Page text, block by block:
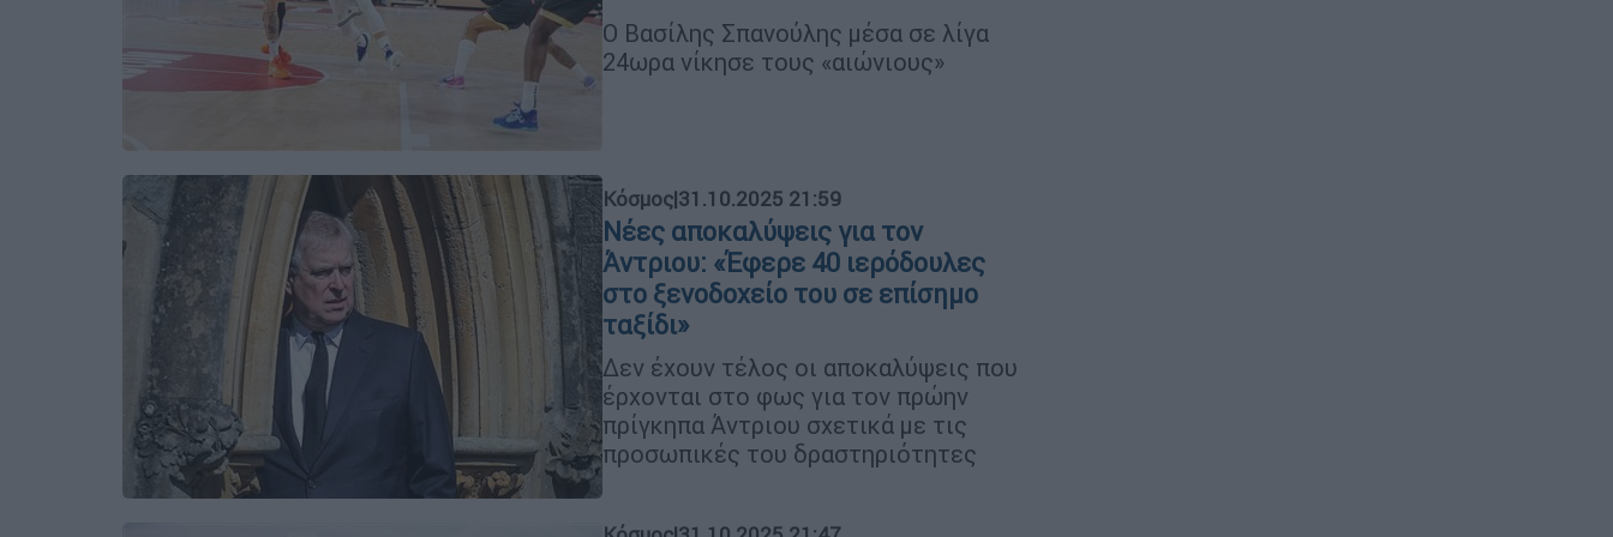
Ο Βασίλης Σπανούλης μέσα σε λίγα
24ωρα νίκησε τους «αιώνιους»
Κόσμος|31.10.2025 21:59
Νέες αποκαλύψεις για τον
Άντριου: «Έφερε 40 ιερόδουλες
στο ξενοδοχείο του σε επίσημο
ταξίδι»
Δεν έχουν τέλος οι αποκαλύψεις που
έρχονται στο φως για τον πρώην
πρίγκηπα Άντριου σχετικά με τις
προσωπικές του δραστηριότητες